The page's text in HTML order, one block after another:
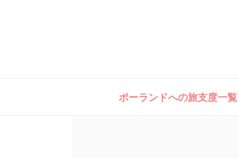
ポーランドへの旅支度一覧